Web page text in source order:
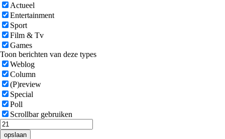
Actueel
Entertainment
Sport
Film & Tv
Games
Toon berichten van deze types
Weblog
Column
(P)review
Special
Poll
Scrollbar gebruiken
opslaan